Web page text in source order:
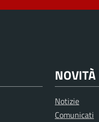
NOVITÀ
Notizie
Comunicati